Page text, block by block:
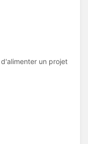
un projet